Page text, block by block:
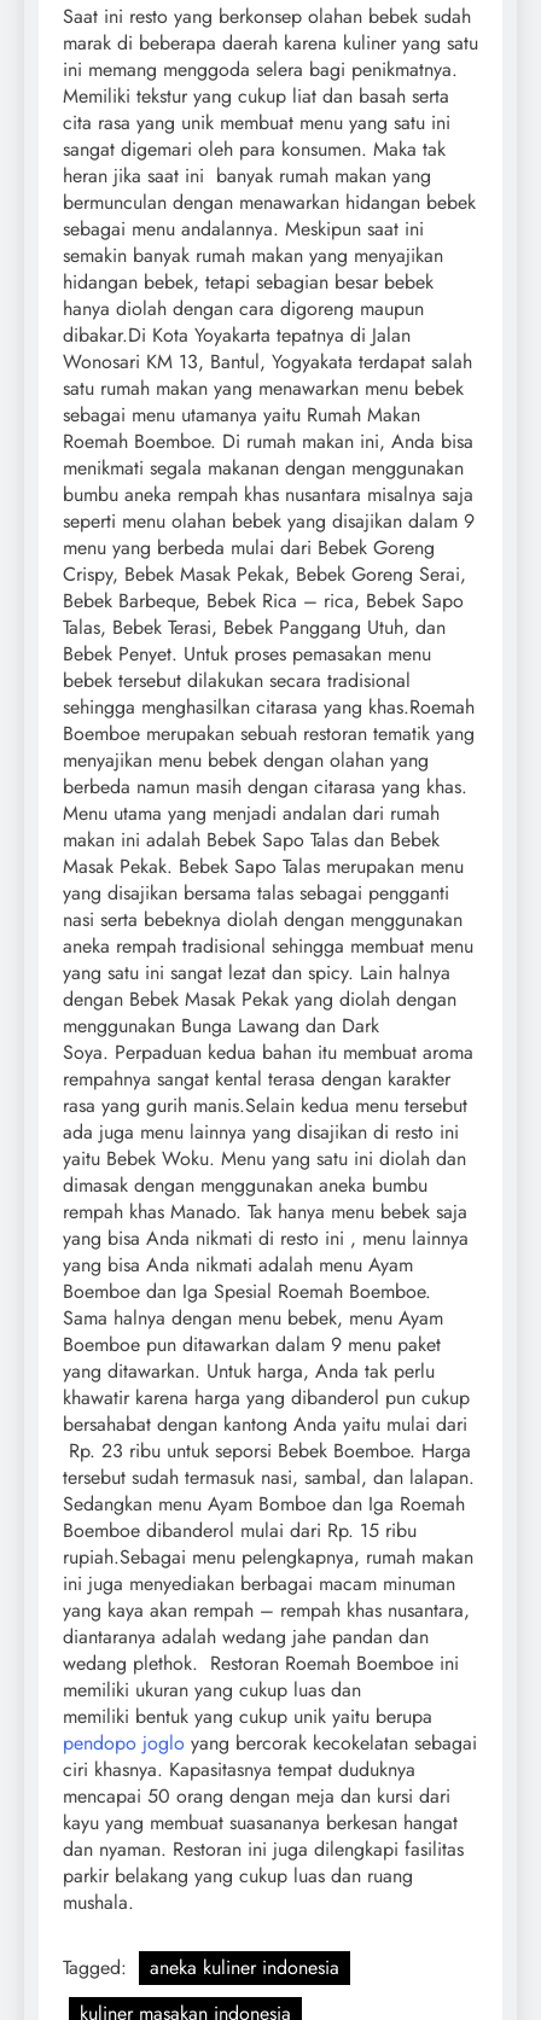
Saat ini resto yang berkonsep olahan bebek sudah
marak di beberapa daerah karena kuliner yang satu
ini memang menggoda selera bagi penikmatnya.
Memiliki tekstur yang cukup liat dan basah serta
cita rasa yang unik membuat menu yang satu ini
sangat digemari oleh para konsumen. Maka tak
heran jika saat ini banyak rumah makan yang
bermunculan dengan menawarkan hidangan bebek
sebagai menu andalannya. Meskipun saat ini
semakin banyak rumah makan yang menyajikan
hidangan bebek, tetapi sebagian besar bebek
hanya diolah dengan cara digoreng maupun
dibakar.Di Kota Yoyakarta tepatnya di Jalan
Wonosari KM 13, Bantul, Yogyakata terdapat salah
satu rumah makan yang menawarkan menu bebek
sebagai menu utamanya yaitu Rumah Makan
Roemah Boemboe. Di rumah makan ini, Anda bisa
menikmati segala makanan dengan menggunakan
bumbu aneka rempah khas nusantara misalnya saja
seperti menu olahan bebek yang disajikan dalam 9
menu yang berbeda mulai dari Bebek Goreng
Crispy, Bebek Masak Pekak, Bebek Goreng Serai,
Bebek Barbeque, Bebek Rica – rica, Bebek Sapo
Talas, Bebek Terasi, Bebek Panggang Utuh, dan
Bebek Penyet. Untuk proses pemasakan menu
bebek tersebut dilakukan secara tradisional
sehingga menghasilkan citarasa yang khas.Roemah
Boemboe merupakan sebuah restoran tematik yang
menyajikan menu bebek dengan olahan yang
berbeda namun masih dengan citarasa yang khas.
Menu utama yang menjadi andalan dari rumah
makan ini adalah Bebek Sapo Talas dan Bebek
Masak Pekak. Bebek Sapo Talas merupakan menu
yang disajikan bersama talas sebagai pengganti
nasi serta bebeknya diolah dengan menggunakan
aneka rempah tradisional sehingga membuat menu
yang satu ini sangat lezat dan spicy. Lain halnya
dengan Bebek Masak Pekak yang diolah dengan
menggunakan Bunga Lawang dan Dark
Soya. Perpaduan kedua bahan itu membuat aroma
rempahnya sangat kental terasa dengan karakter
rasa yang gurih manis.Selain kedua menu tersebut
ada juga menu lainnya yang disajikan di resto ini
yaitu Bebek Woku. Menu yang satu ini diolah dan
dimasak dengan menggunakan aneka bumbu
rempah khas Manado. Tak hanya menu bebek saja
yang bisa Anda nikmati di resto ini , menu lainnya
yang bisa Anda nikmati adalah menu Ayam
Boemboe dan Iga Spesial Roemah Boemboe.
Sama halnya dengan menu bebek, menu Ayam
Boemboe pun ditawarkan dalam 9 menu paket
yang ditawarkan. Untuk harga, Anda tak perlu
khawatir karena harga yang dibanderol pun cukup
bersahabat dengan kantong Anda yaitu mulai dari
Rp. 23 ribu untuk seporsi Bebek Boemboe. Harga
tersebut sudah termasuk nasi, sambal, dan lalapan.
Sedangkan menu Ayam Bomboe dan Iga Roemah
Boemboe dibanderol mulai dari Rp. 15 ribu
rupiah.Sebagai menu pelengkapnya, rumah makan
ini juga menyediakan berbagai macam minuman
yang kaya akan rempah – rempah khas nusantara,
diantaranya adalah wedang jahe pandan dan
wedang plethok. Restoran Roemah Boemboe ini
memiliki ukuran yang cukup luas dan
memiliki bentuk yang cukup unik yaitu berupa
pendopo joglo yang bercorak kecokelatan sebagai
ciri khasnya. Kapasitasnya tempat duduknya
mencapai 50 orang dengan meja dan kursi dari
kayu yang membuat suasananya berkesan hangat
dan nyaman. Restoran ini juga dilengkapi fasilitas
parkir belakang yang cukup luas dan ruang
mushala.
Tagged:
aneka kuliner indonesia
kuliner masakan indonesia